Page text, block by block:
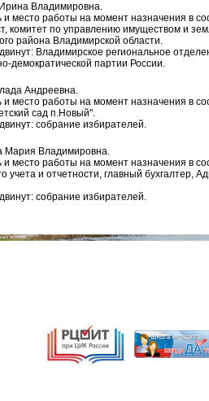
Владимировна.
и место работы на момент назначения в
комитет по управлению имуществом и
района Владимирской области.
Владимирское региональное
демократической партии России.
Андреевна.
и место работы на момент назначения в
сад п.Новый".
собрание избирателей.
Мария Владимировна.
и место работы на момент назначения в
учета и отчетности, главный бухгалтер,
собрание избирателей.